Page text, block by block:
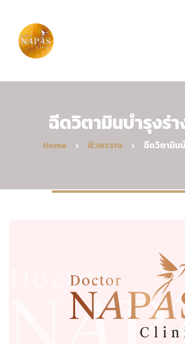
ฉีดวิตามินบำรุงร่
Home ผิวพรรณ ฉีดวิตามิน